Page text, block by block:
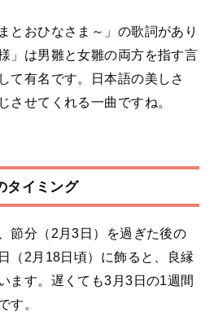
とおひなさま～」の歌詞があり
」は男雛と女雛の両方を指す言
て有名です。日本語の美しさ
させてくれる一曲ですね。
タイミング
節分（2月3日）を過ぎた後の
（2月18日頃）に飾ると、良縁
ます。遅くても3月3日の1週間
す。